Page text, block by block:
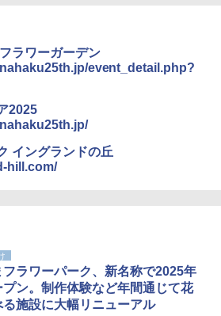
ラワーガーデン
event_detail.php?
2025
イングランドの丘
hill.com/
フラワーパーク、新名称で2025年
プン。制作体験など年間通じて花
る施設に大幅リニューアル